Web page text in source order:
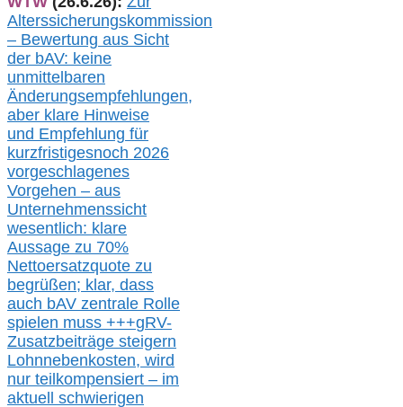
Alterssicherungskommission
– Bewertung aus Sicht
der bAV: keine
unmittelbaren
Änderungsempfehlungen,
aber klare Hinweise
und Empfehlung für
kurzfristigesnoch 2026
vorgeschlagenes
Vorgehen – aus
Unternehmenssicht
wesentlich: klare
Aussage zu 70%
Nettoersatzquote zu
begrüßen; klar, dass
auch bAV zentrale Rolle
spielen muss +++gRV-
Zusatzbeiträge steigern
Lohnnebenkosten, wird
nur teilkompensiert – im
aktuell schwierigen